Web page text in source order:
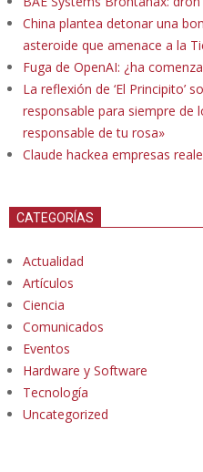
China plantea detonar una
asteroide que amenace a la
Fuga de OpenAI: ¿ha
La reflexión de ‘El Principito’
responsable para siempre de
responsable de tu rosa»
Claude hackea empresas
CATEGORÍAS
Actualidad
Artículos
Ciencia
Comunicados
Eventos
Hardware y Software
Tecnología
Uncategorized